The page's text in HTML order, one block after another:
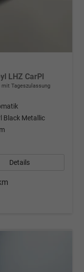
LHZ CarPl
mit Tageszulassung
Black Metallic
Details